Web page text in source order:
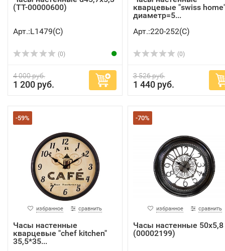
(TT-00000600)
Арт.:L1479(C)
(0)
4 000 руб.
1 200 руб.
кварцевые "swiss
диаметр=5...
Арт.:220-252(C)
(0)
3 526 руб.
1 440 руб.
-59%
избранное сравнить
Часы настенные
кварцевые "chef kitchen"
35,5*35...
-70%
избранное сравнить
Часы настенные 50х5,8
(00002199)